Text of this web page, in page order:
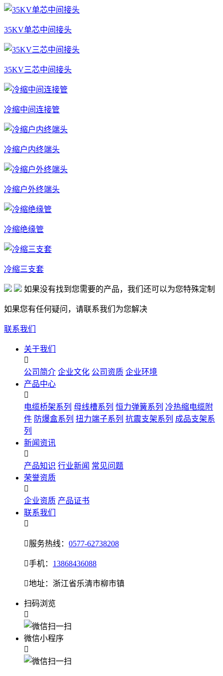
35KV单芯中间接头
35KV三芯中间接头
冷缩中间连接管
冷缩户内终端头
冷缩户外终端头
冷缩绝缘管
冷缩三支套
如果没有找到您需要的产品，我们还可以为您特殊定制
如果您有任何疑问，请联系我们为您解决
联系我们
关于我们

公司简介 企业文化 公司资质 企业环境
产品中心

电缆桥架系列 母线槽系列 恒力弹簧系列 冷热缩电缆附
件 防爆盒系列 扭力端子系列 抗震支架系列 成品支架系
列
新闻资讯

产品知识 行业新闻 常见问题
荣誉资质

企业资质 产品证书
联系我们

服务热线： 0577-62738208
手机： 13868436088
地址：浙江省乐清市柳市镇
扫码浏览

微信小程序
